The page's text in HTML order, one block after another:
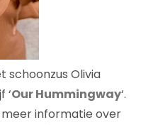
schoonzus Olivia
‘Our Hummingway‘.
informatie over